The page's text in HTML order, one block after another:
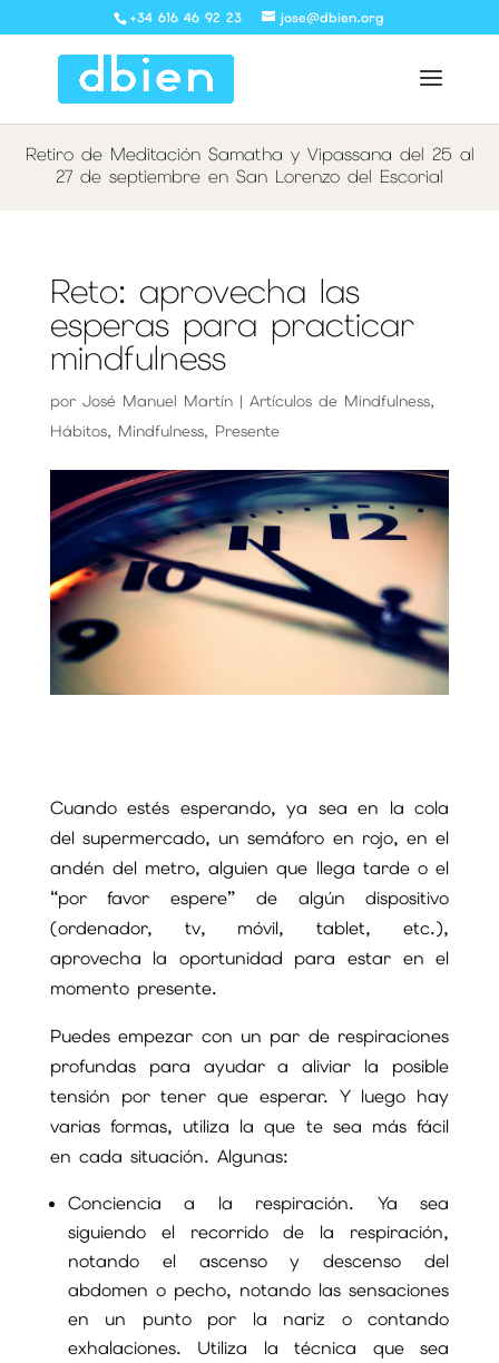
+34 616 46 92 23 jose@dbien.org
Retiro de Meditación Samatha y Vipassana del 25 al
27 de septiembre en San Lorenzo del Escorial
Reto: aprovecha las
esperas para practicar
mindfulness
por José Manuel Martín| Artículos de Mindfulness,
Hábitos, Mindfulness, Presente
Cuando estés esperando, ya sea en la cola
del supermercado, un semáforo en rojo, en el
andén del metro, alguien que llega tarde o el
“por favor espere” de algún dispositivo
(ordenador, tv, móvil, tablet, etc.),
aprovecha la oportunidad para estar en el
momento presente.
Puedes empezar con un par de respiraciones
profundas para ayudar a aliviar la posible
tensión por tener que esperar. Y luego hay
varias formas, utiliza la que te sea más fácil
en cada situación. Algunas:
Conciencia a la respiración. Ya sea
siguiendo el recorrido de la respiración,
notando el ascenso y descenso del
abdomen o pecho, notando las sensaciones
en un punto por la nariz o contando
exhalaciones. Utiliza la técnica que sea